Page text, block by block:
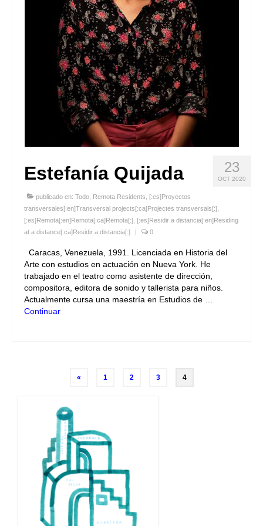
23
OCT 2020
Estefanía Quijada
publicado en: Todo Remota Residents
[:es]Proyectos
transversales[:en]Transversal projects[:ca]Projectes transversals[:]
[:es]Remota[:en]Remota[:ca]Remota[:] [:es]Residir a distancia[:en]Residing
at a distance[:ca]Residir a distancia[:]
| 0
Caracas, Venezuela, 1991. Licenciada en Historia del
Arte con estudios en actuación en Nueva York. He
trabajado en el teatro como asistente de dirección,
compositora, editora de sonido y tallerista para niños.
Actualmente cursa una maestría en Estudios de …
Continuar
Navegación
entradas
« 1 2 3 4